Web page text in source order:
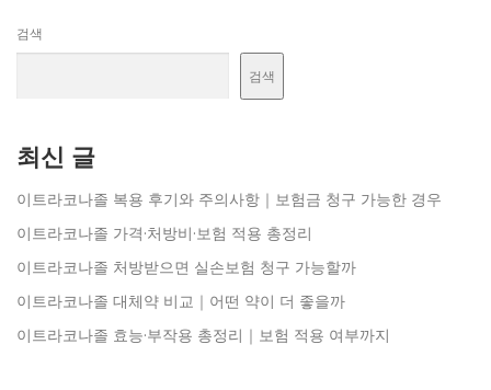
검색
검색
최신 글
이트라코나졸 복용 후기와 주의사항｜보험금 청구 가능한 경우
이트라코나졸 가격·처방비·보험 적용 총정리
이트라코나졸 처방받으면 실손보험 청구 가능할까
이트라코나졸 대체약 비교｜어떤 약이 더 좋을까
이트라코나졸 효능·부작용 총정리｜보험 적용 여부까지